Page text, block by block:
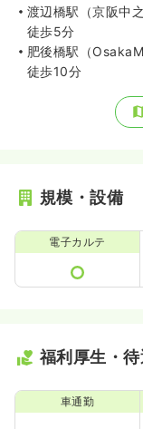
渡辺橋駅（京阪中之
徒歩5分
肥後橋駅（
徒歩10分
規模・設備
電子カルテ
福利厚生・待
車通勤